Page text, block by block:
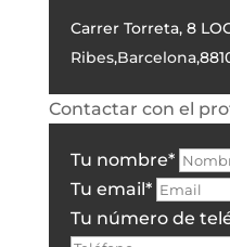
Carrer Torreta, 8
Ribes,Barcelona,
Contactar con el
Tu nombre*
Tu email*
Tu número de